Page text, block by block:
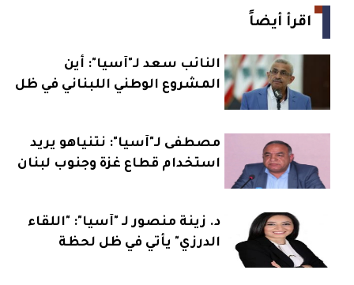
اقرأ أيضاً
النائب سعد لـ"آسيا": أين
المشروع الوطني اللبناني في ظل
مصطفى لـ"آسيا": نتنياهو يريد
استخدام قطاع غزة وجنوب لبنان
د. زينة منصور لـ "آسيا": "اللقاء
الدرزي" يأتي في ظل لحظة